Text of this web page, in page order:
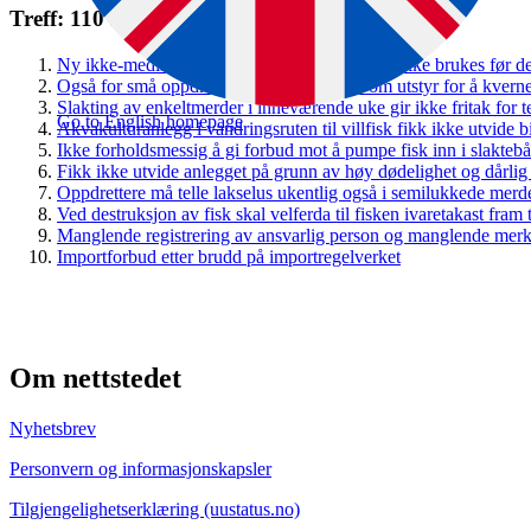
Go to English homepage
Treff: 110 klagesaker
Ny ikke-medikamentell avlusingsmetode kan ikke brukes før
Også for små oppdrettsanlegg er det krav om utstyr for å
Slakting av enkeltmerder i inneværende uke gir ikke fritak for
Akvakulturanlegg i vandringsruten til villfisk fikk ikke utvide
Ikke forholdsmessig å gi forbud mot å pumpe fisk inn i
Fikk ikke utvide anlegget på grunn av høy dødelighet og
Oppdrettere må telle lakselus ukentlig også i semilukkede
Ved destruksjon av fisk skal velferda til fisken ivaretakast
Manglende registrering av ansvarlig person og manglende
Importforbud etter brudd på importregelverket
Om nettstedet
Nyhetsbrev
Personvern og informasjonskapsler
Tilgjengelighetserklæring (uustatus.no)